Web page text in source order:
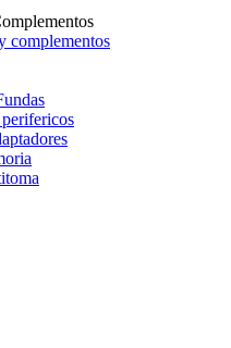
complementos